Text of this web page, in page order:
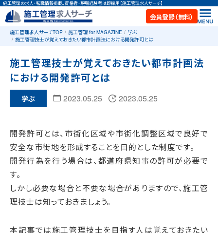
施工管理の求人・転職情報掲載。資格者・現場経験者は即採用【施工管理求人サーチ】
会員登録（無料）
施工管理求人サーチTOP 施工管理 for MAGAZINE
学ぶ
施工管理技士が覚えておきたい都市計画法における開発許可とは
施工管理技士が覚えておきたい都市計画法
における開発許可とは
学ぶ 2023.05.25 2023.05.25
開発許可とは、市街化区域や市街化調整区域で良好で
安全な市街地を形成することを目的とした制度です。
開発行為を行う場合は、都道府県知事の許可が必要で
す。
しかし必要な場合と不要な場合がありますので、施工管
理技士は知っておきましょう。
本記事では施工管理技士を目指す人は覚えておきたい